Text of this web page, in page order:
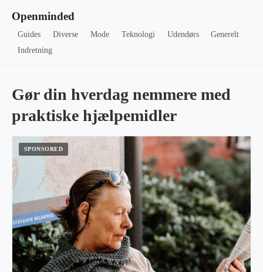
Openminded
Guides Diverse Mode Teknologi Udendørs
Generelt
Indretning
Gør din hverdag nemmere med
praktiske hjælpemidler